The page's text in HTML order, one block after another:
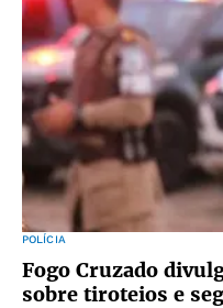
POLÍCIA
Fogo Cruzado
sobre tiroteios e